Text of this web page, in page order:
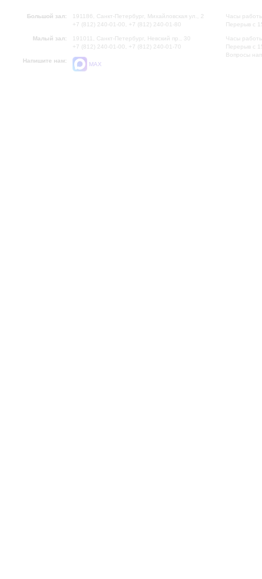
Большой зал:
191186, Санкт-Петербург, Михайловская ул., 2
+7 (812) 240-01-00, +7 (812) 240-01-80
Малый зал:
191011, Санкт-Петербург, Невский пр., 30
+7 (812) 240-01-00, +7 (812) 240-01-70
Напишите нам:
MAX
Часы
Перерыв с
Часы
Перерыв с
Вопросы